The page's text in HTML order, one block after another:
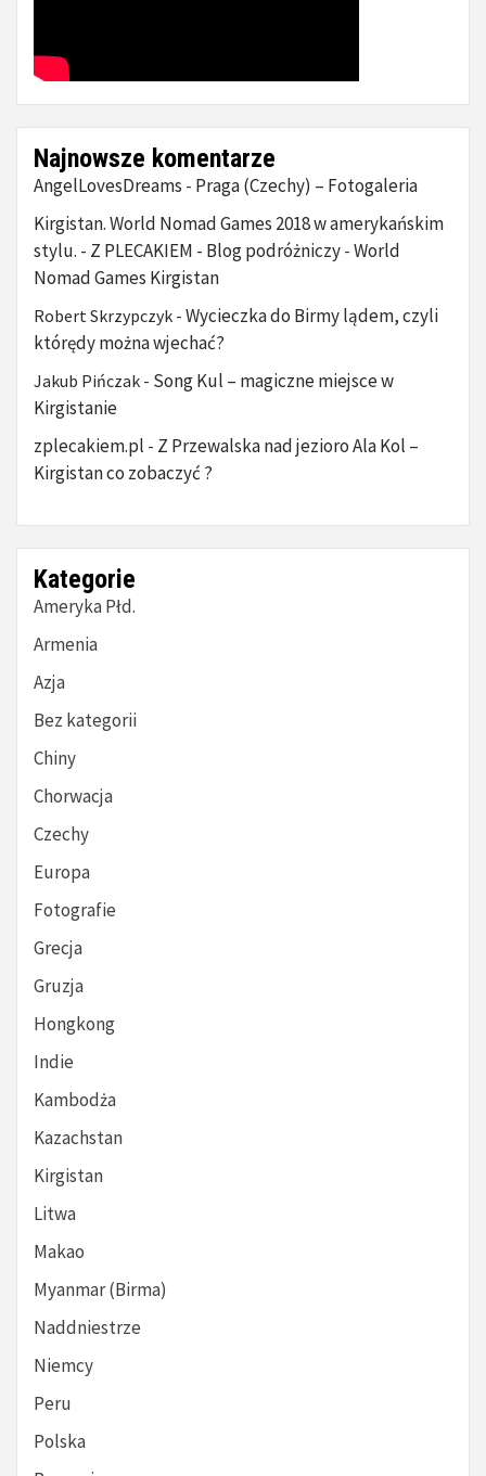
Najnowsze komentarze
AngelLovesDreams - Praga (Czechy) – Fotogaleria
Kirgistan. World Nomad Games 2018 w amerykańskim
stylu. - Z PLECAKIEM - Blog podróżniczy - World
Nomad Games Kirgistan
Robert Skrzypczyk - Wycieczka do Birmy lądem, czyli
którędy można wjechać?
Jakub Pińczak - Song Kul – magiczne miejsce w
Kirgistanie
zplecakiem.pl - Z Przewalska nad jezioro Ala Kol –
Kirgistan co zobaczyć ?
Kategorie
Ameryka Płd.
Armenia
Azja
Bez kategorii
Chiny
Chorwacja
Czechy
Europa
Fotografie
Grecja
Gruzja
Hongkong
Indie
Kambodża
Kazachstan
Kirgistan
Litwa
Makao
Myanmar (Birma)
Naddniestrze
Niemcy
Peru
Polska